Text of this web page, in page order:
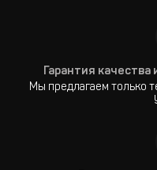
Гарантия
Мы предлагаем только